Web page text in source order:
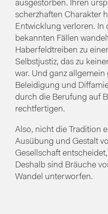
ausgestorben. Ihren
scherzhaften Charakter
Entwicklung verloren. In
bekannten Fällen
Haberfeldtreiben zu
Selbstjustiz, das zu
war. Und ganz allgemein
Beleidigung und
durch die Berufung auf
rechtfertigen.
Also, nicht die Tradition
Ausübung und Gestalt
Gesellschaft
Deshalb sind Bräuche
Wandel unterworfen.